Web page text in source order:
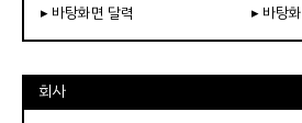
▸ 바탕화면 달력 ▸ 바탕
회사